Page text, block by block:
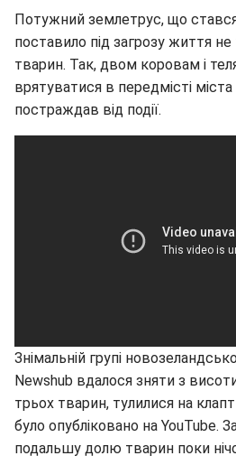
Потужний землетрус, що стався
поставило під загрозу життя не
тварин. Так, двом коровам і
врятуватися в передмісті
постраждав від події.
Знімальній групі
Newshub вдалося зняти з
трьох тварин, тулилися на
було опубліковано на YouTube.
подальшу долю тварин поки